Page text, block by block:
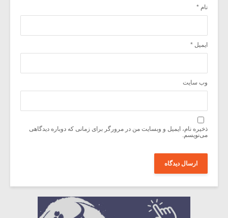
نام *
ایمیل *
وب‌ سایت
ذخیره نام، ایمیل و وبسایت من در مرورگر برای زمانی که دوباره دیدگاهی
می‌نویسم.